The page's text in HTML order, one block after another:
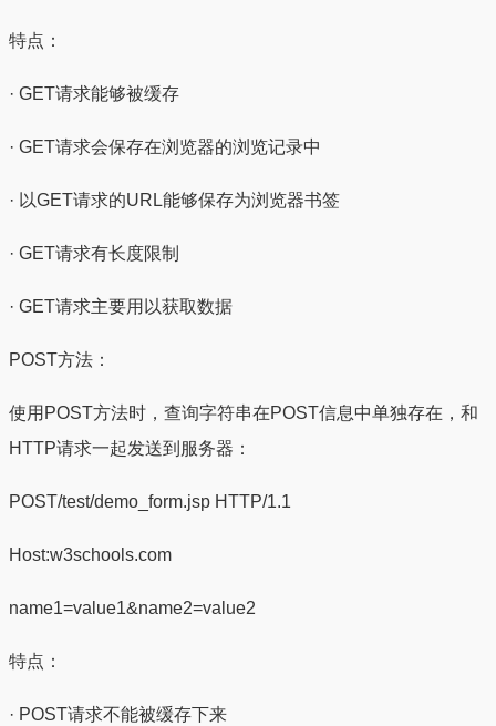
特点：
· GET请求能够被缓存
· GET请求会保存在浏览器的浏览记录中
· 以GET请求的URL能够保存为浏览器书签
· GET请求有长度限制
· GET请求主要用以获取数据
POST方法：
使用POST方法时，查询字符串在POST信息中单独存在，和
HTTP请求一起发送到服务器：
POST/test/demo_form.jsp HTTP/1.1
Host:w3schools.com
name1=value1&name2=value2
特点：
· POST请求不能被缓存下来